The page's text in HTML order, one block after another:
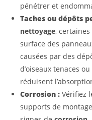
pénétrer et
Taches ou dépôts
nettoyage,
surface des
causées par des
d’oiseaux tenaces
réduisent
Corrosion : Vérifiez
supports de